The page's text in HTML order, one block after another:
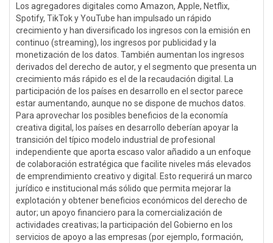
Los agregadores digitales como Amazon, Apple, Netflix,
Spotify, TikTok y YouTube han impulsado un rápido
crecimiento y han diversificado los ingresos con la emisión en
continuo (streaming), los ingresos por publicidad y la
monetización de los datos. También aumentan los ingresos
derivados del derecho de autor, y el segmento que presenta un
crecimiento más rápido es el de la recaudación digital. La
participación de los países en desarrollo en el sector parece
estar aumentando, aunque no se dispone de muchos datos.
Para aprovechar los posibles beneficios de la economía
creativa digital, los países en desarrollo deberían apoyar la
transición del típico modelo industrial de profesional
independiente que aporta escaso valor añadido a un enfoque
de colaboración estratégica que facilite niveles más elevados
de emprendimiento creativo y digital. Esto requerirá un marco
jurídico e institucional más sólido que permita mejorar la
explotación y obtener beneficios económicos del derecho de
autor; un apoyo financiero para la comercialización de
actividades creativas; la participación del Gobierno en los
servicios de apoyo a las empresas (por ejemplo, formación,